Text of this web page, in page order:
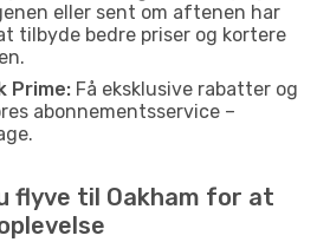
eller sent om aftenen har
tilbyde bedre priser og kortere
Prime: Få eksklusive rabatter og
abonnementsservice –
flyve til Oakham for at